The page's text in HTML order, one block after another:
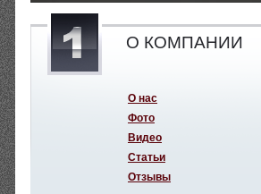
О КОМПАНИИ
О нас
Фото
Видео
Статьи
Отзывы